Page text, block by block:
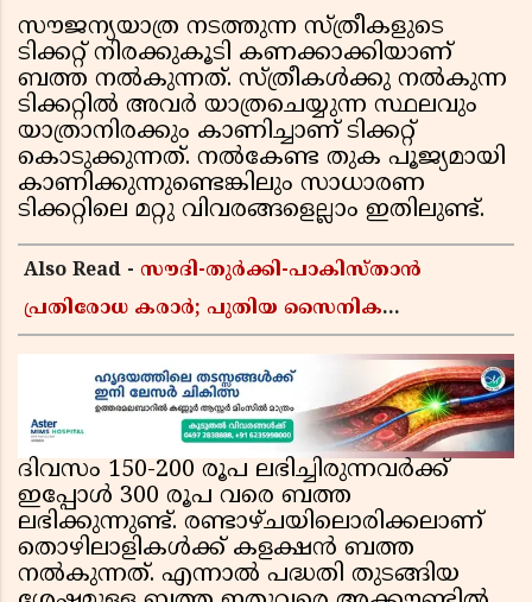
സൗജന്യയാത്ര നടത്തുന്ന സ്ത്രീകളുടെ
ടിക്കറ്റ് നിരക്കുകൂടി കണക്കാക്കിയാണ്
ബത്ത നൽകുന്നത്. സ്ത്രീകൾക്കു നൽകുന്ന
ടിക്കറ്റിൽ അവർ യാത്രചെയ്യുന്ന സ്ഥലവും
യാത്രാനിരക്കും കാണിച്ചാണ് ടിക്കറ്റ്
കൊടുക്കുന്നത്. നൽകേണ്ട തുക പൂജ്യമായി
കാണിക്കുന്നുണ്ടെങ്കിലും സാധാരണ
ടിക്കറ്റിലെ മറ്റു വിവരങ്ങളെല്ലാം ഇതിലുണ്ട്.
Also Read - സൗദി-തുർക്കി-പാകിസ്താൻ
പ്രതിരോധ കരാർ; പുതിയ സൈനിക
ദിവസം 150-200 രൂപ ലഭിച്ചിരുന്നവർക്ക്
ഇപ്പോൾ 300 രൂപ വരെ ബത്ത
ലഭിക്കുന്നുണ്ട്. രണ്ടാഴ്ചയിലൊരിക്കലാണ്
തൊഴിലാളികൾക്ക് കളക്ഷൻ ബത്ത
നൽകുന്നത്. എന്നാൽ പദ്ധതി തുടങ്ങിയ